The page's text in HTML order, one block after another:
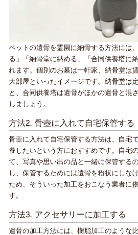
ペットの遺骨を霊園に納骨する方法には
る」「納骨堂に納める」「合同供養塔に
れます。個別のお墓は一軒家、納骨堂は
大部屋といったイメージです。納骨堂は
と、合同供養塔は遺骨がほかの遺骨と混
しましょう。
方法2. 骨壺に入れて自宅保管する
骨壺に入れて自宅保管する方法は、自宅
養したいという方におすすめです。自宅
て、写真や思い出の品と一緒に保管する
し、保管するためには遺骨を粉状にしな
ため、そういった加工をおこなう業者に
す。
方法3. アクセサリーに加工する
遺骨の加工方法には、樹脂加工のような